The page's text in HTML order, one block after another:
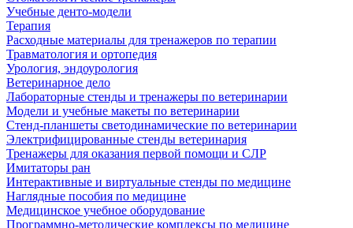
Учебные денто-модели
Терапия
Расходные материалы для тренажеров по терапии
Травматология и ортопедия
Урология, эндоурология
Ветеринарное дело
Лабораторные стенды и тренажеры по ветеринарии
Модели и учебные макеты по ветеринарии
Стенд-планшеты светодинамические по ветеринарии
Электрифицированные стенды ветеринария
Тренажеры для оказания первой помощи и СЛР
Имитаторы ран
Интерактивные и виртуальные стенды по медицине
Наглядные пособия по медицине
Медицинское учебное оборудование
Программно-методические комплексы по медицине